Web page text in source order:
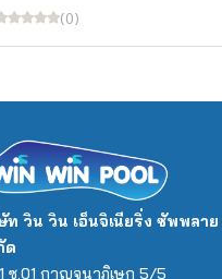
(0)
ท วิน วิน เอ็นจิเนียริ่ง ซัพพลาย
ด
ซ.01 กาญจนาภิเษก 5/5